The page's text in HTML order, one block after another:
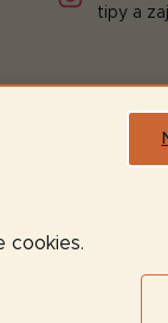
cookies.
tipy a